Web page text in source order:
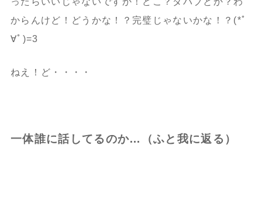
からんけど！どうかな！？完璧じゃないかな！？(*ﾟ
∀ﾟ)=3
ねえ！ど・・・・
一体誰に話してるのか…（ふと我に返る）